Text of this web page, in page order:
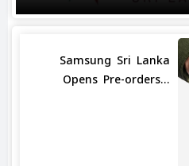
Samsung Sri Lanka
Opens Pre-orders...